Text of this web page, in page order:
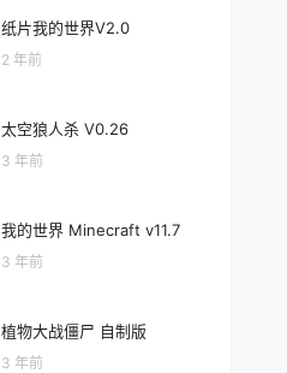
纸片我的世界V2.0
2 年前
太空狼人杀 V0.26
3 年前
我的世界 Minecraft v11.7
3 年前
植物大战僵尸 自制版
3 年前